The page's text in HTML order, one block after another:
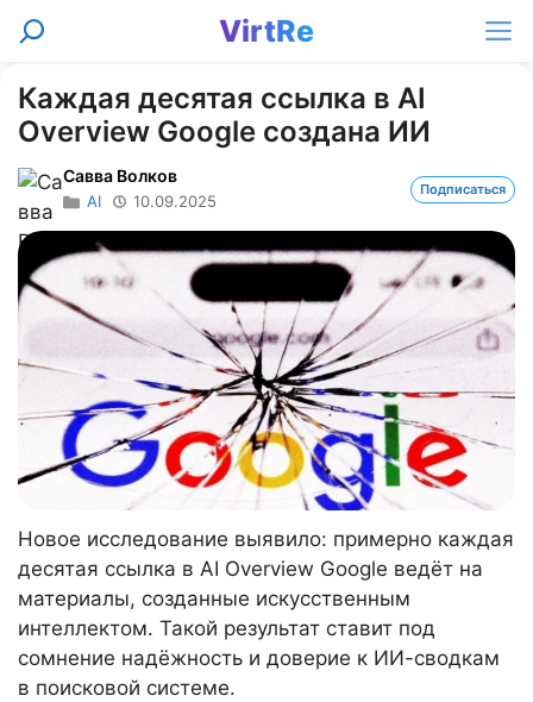
Перейти
VirtRe
Поиск
Каждая десятая ссылка в AI
Overview Google создана ИИ
Савва Волков
AI 10.09.2025
Подписаться
Новое исследование выявило: примерно каждая
десятая ссылка в AI Overview Google ведёт на
материалы, созданные искусственным
интеллектом. Такой результат ставит под
сомнение надёжность и доверие к ИИ-сводкам
в поисковой системе.